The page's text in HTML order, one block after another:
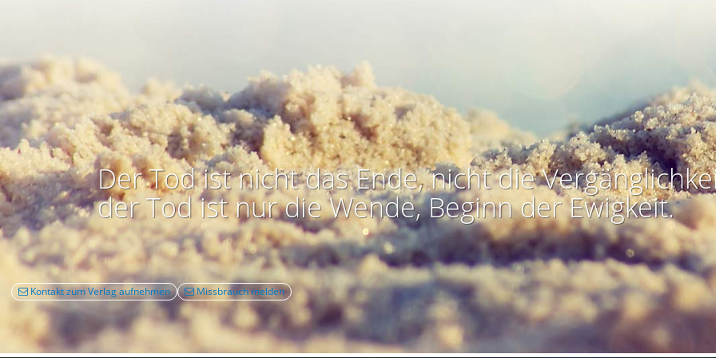
Der Tod ist nicht das Ende, nicht die
der Tod ist nur die Wende, Beginn der Ewigkeit.
Kontakt zum Verlag aufnehmen Missbrauch melden